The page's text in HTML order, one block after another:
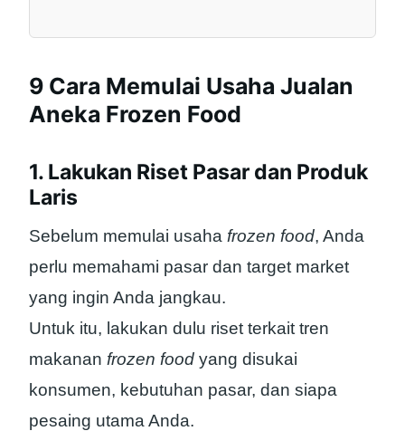
9 Cara Memulai Usaha Jualan
Aneka Frozen Food
1. Lakukan Riset Pasar dan Produk
Laris
Sebelum memulai usaha frozen food, Anda
perlu memahami pasar dan target market
yang ingin Anda jangkau.
Untuk itu, lakukan dulu riset terkait tren
makanan frozen food yang disukai
konsumen, kebutuhan pasar, dan siapa
pesaing utama Anda.